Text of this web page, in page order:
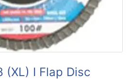
(XL) I Flap Disc